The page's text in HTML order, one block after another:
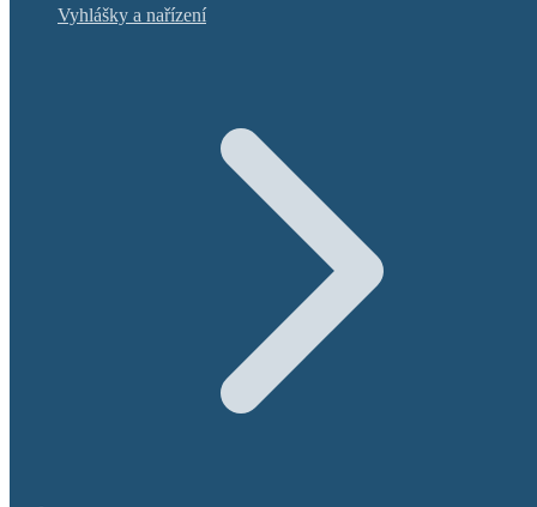
Vyhlášky a nařízení